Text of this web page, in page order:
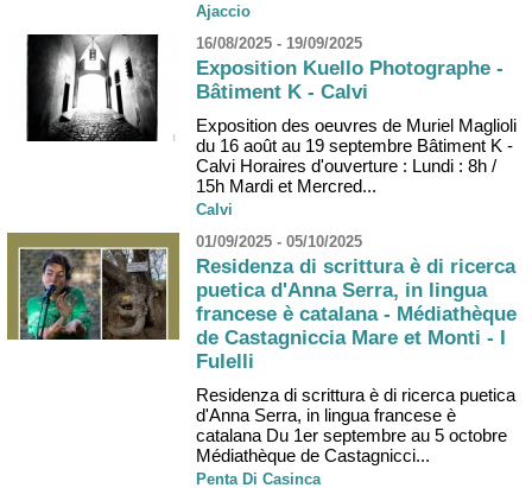
Ajaccio
16/08/2025 - 19/09/2025
Exposition Kuello Photographe -
Bâtiment K - Calvi
Exposition des oeuvres de Muriel Maglioli
du 16 août au 19 septembre Bâtiment K -
Calvi Horaires d'ouverture : Lundi : 8h /
15h Mardi et Mercred...
Calvi
01/09/2025 - 05/10/2025
Residenza di scrittura è di ricerca
puetica d'Anna Serra, in lingua
francese è catalana - Médiathèque
de Castagniccia Mare et Monti - I
Fulelli
Residenza di scrittura è di ricerca puetica
d'Anna Serra, in lingua francese è
catalana Du 1er septembre au 5 octobre
Médiathèque de Castagnicci...
Penta Di Casinca